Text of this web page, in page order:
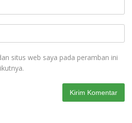
situs web saya pada peramban ini